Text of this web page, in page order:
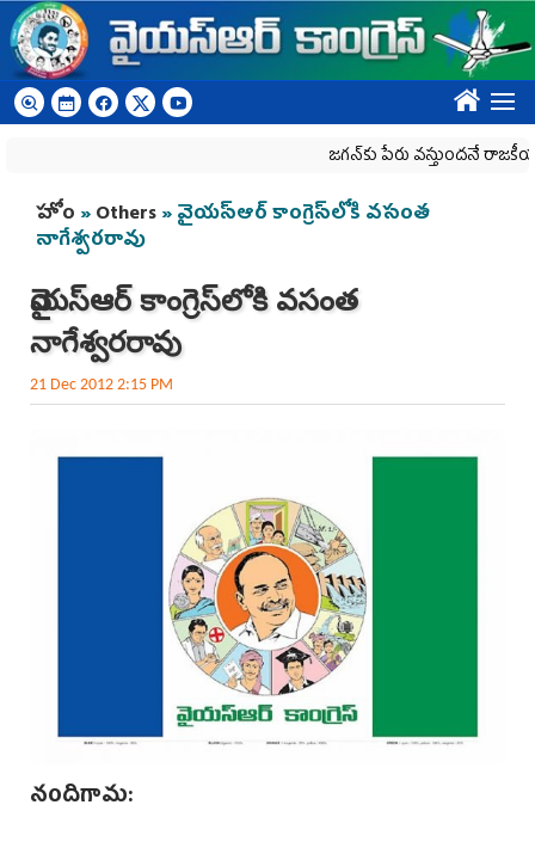
Skip to main content
????
జగన్‌కు పేరు వస్తుందనే రాజకీయ కక్షతో
You are here
హోం »Others» వైయస్ఆర్ కాంగ్రెస్‌లోకి వసంత
నాగేశ్వరరావు
వైయస్ఆర్ కాంగ్రెస్‌లోకి వసంత
నాగేశ్వరరావు
21 Dec 2012 2:15 PM
నందిగామ: